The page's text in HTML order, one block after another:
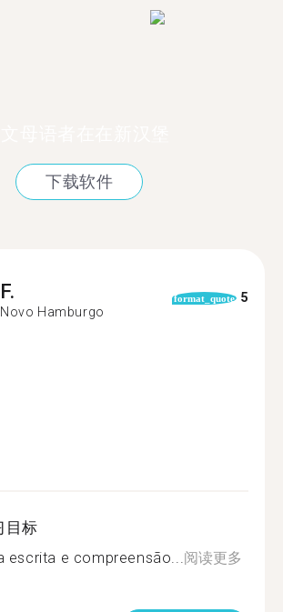
下载软件
F.
Novo Hamburgo
format_quote 5
目标
escrita e compreensão... 阅读更多